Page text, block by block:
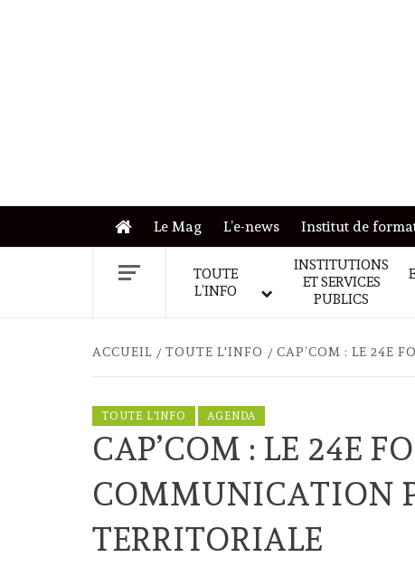
Le Mag L’e-news Institut de
TOUTE
L’INFO
INSTITUTIONS
ET SERVICES
PUBLICS
ACCUEIL TOUTE L'INFO CAP’COM : LE 24E
TOUTE L'INFO AGENDA
CAP’COM : LE 24E
COMMUNICATION
TERRITORIALE